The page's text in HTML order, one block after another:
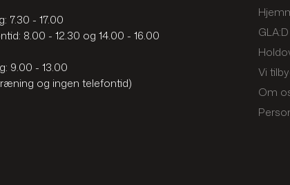
7.30 - 17.00
8.00 - 12.30 og 14.00 - 16.00
9.00 - 13.00
og ingen telefontid)
GLA:D
Vi
Om